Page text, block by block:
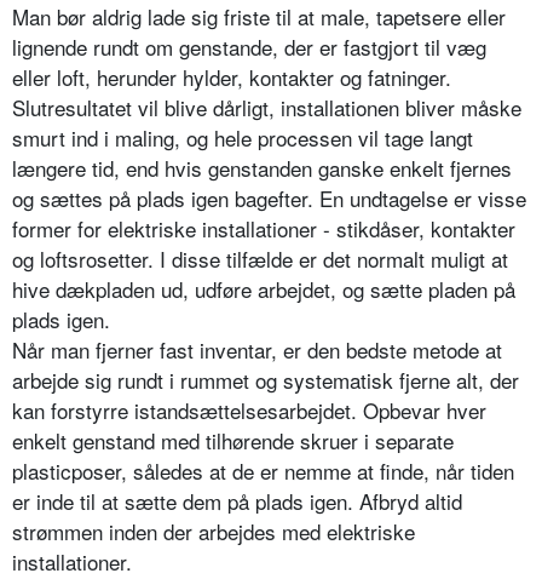
Man bør aldrig lade sig friste til at male, tapetsere eller
lignende rundt om genstande, der er fastgjort til væg
eller loft, herunder hylder, kontakter og fatninger.
Slutresultatet vil blive dårligt, installationen bliver måske
smurt ind i maling, og hele processen vil tage langt
længere tid, end hvis genstanden ganske enkelt fjernes
og sættes på plads igen bagefter. En undtagelse er visse
former for elektriske installationer - stikdåser, kontakter
og loftsrosetter. I disse tilfælde er det normalt muligt at
hive dækpladen ud, udføre arbejdet, og sætte pladen på
plads igen.
Når man fjerner fast inventar, er den bedste metode at
arbejde sig rundt i rummet og systematisk fjerne alt, der
kan forstyrre istandsættelsesarbejdet. Opbevar hver
enkelt genstand med tilhørende skruer i separate
plasticposer, således at de er nemme at finde, når tiden
er inde til at sætte dem på plads igen. Afbryd altid
strømmen inden der arbejdes med elektriske
installationer.